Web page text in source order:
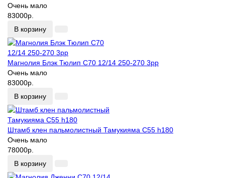
Очень мало
83000р.
В корзину
Магнолия Блэк Тюлип С70 12/14 250-270 3рр
Очень мало
83000р.
В корзину
Штамб клен пальмолистный Тамукияма С55 h180
Очень мало
78000р.
В корзину